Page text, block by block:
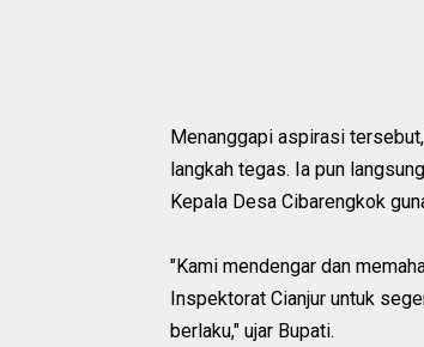
Menanggapi aspirasi
langkah tegas. Ia pun
Kepala Desa Cibarengkok
"Kami mendengar dan
Inspektorat Cianjur untuk
berlaku," ujar Bupati.